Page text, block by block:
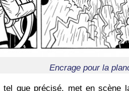
Encrage pour la
tel que précisé, met en scène